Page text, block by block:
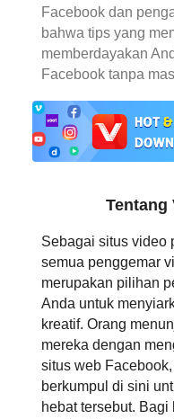
Facebook dan
bahwa tips yang
memberdayakan
Facebook tanpa
Tentang
Sebagai situs video
semua penggemar
merupakan pilihan
Anda untuk
kreatif. Orang
mereka dengan
situs web
berkumpul di sini
hebat tersebut.